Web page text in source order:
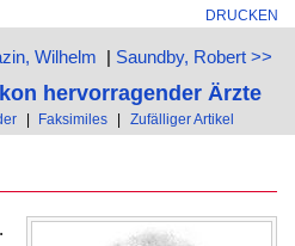
DRUCKEN
Wilhelm | Saundby, Robert >>
hervorragender Ärzte
| Faksimiles | Zufälliger Artikel